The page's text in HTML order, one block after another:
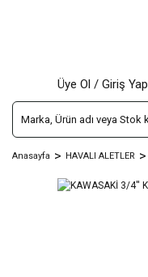
Üye Ol / Giriş Yap
Anasayfa HAVALI ALETLER